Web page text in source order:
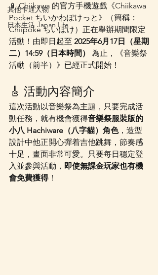
其他卡通人物
日本生活 Japan Life
📱 Chiikawa 的官方手機遊戲《Chiikawa
Pocket ちいかわぽけっと》（簡稱：
Chiipoke ちいぽけ）正在舉辦期間限定
活動！由即日起至 2025年6月17日（星期
二）14:59（日本時間）
為止，《音樂祭
活動（前半）》已經正式開始！
🎸 活動內容簡介
這次活動以音樂祭為主題，只要完成活
動任務，就有機會獲得音樂祭服裝版的
小八 Hachiware（八字貓）角色，造型
設計中他正開心彈着吉他跳舞，節奏感
十足，畫面非常可愛。只要每日穩定登
入並參與活動， 即使無課金玩家也有機
會免費獲得！